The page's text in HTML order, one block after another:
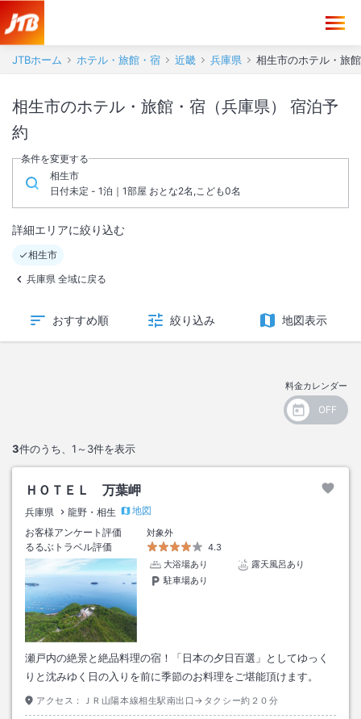
JTBホーム ホテル・旅館・宿 近畿 兵庫県 相生市のホテル・旅
相生市のホテル・旅館・宿（兵庫県） 宿泊予
約
条件を変更する
相生市
日付未定 - 1泊｜1部屋 おとな2名,こども0名
詳細エリアに絞り込む
相生市
兵庫県 全域に戻る
おすすめ順 絞り込み 地図表示
料金カレンダー
3件のうち、 1～3件を表示
ＨＯＴＥＬ 万葉岬
兵庫県 龍野・相生
地図
お客様アンケート評価
対象外
るるぶトラベル評価
4.3
大浴場あり
露天風呂あり
駐車場あり
瀬戸内の絶景と絶品料理の宿！「日本の夕日百選」としてゆっく
りと沈みゆく日の入りを前に季節のお料理をご堪能頂けます。
アクセス： ＪＲ山陽本線相生駅南出口→タクシー約２０分